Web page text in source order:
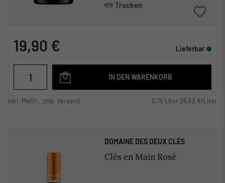
Trocken
19,90 € Lieferbar
IN DEN WARENKORB
inkl. MwSt., zzgl. Versand 0,75 Liter 26,53 €/Liter
DOMAINE DES DEUX CLÉS
Clés en Main Rosé